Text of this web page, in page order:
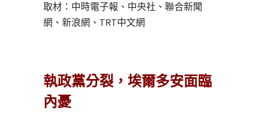
取材：中時電子報、中央社、聯合新聞
網、新浪網、TRT中文網
執政黨分裂，埃爾多安面臨
內憂